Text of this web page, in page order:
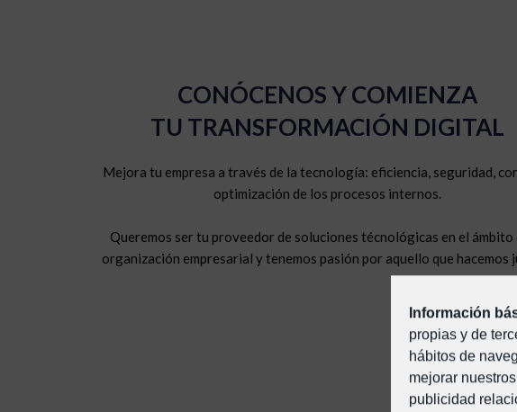
Información
propias y de
hábitos de
mejorar
publicidad
CONÓCENOS Y COMIENZA
TU TRANSFORMACIÓN DIGITAL
Mejora tu empresa a través de la tecnología: eficiencia, seguridad,
optimización de los procesos internos.
Queremos ser tu proveedor de soluciones técnológicas en el ámbito
organización empresarial y tenemos pasión por aquello que hacemos